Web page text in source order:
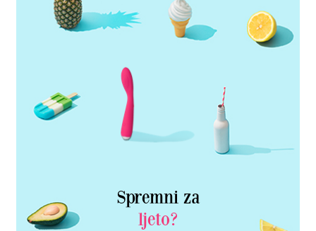
Spremni za
ljeto?